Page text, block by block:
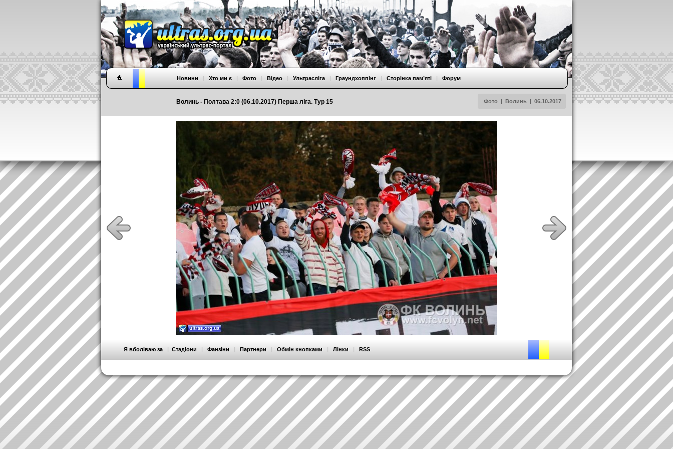
Волинь - Полтава 2:0 (06.10.2017) Перша ліга. Тур 15 Фото | Волинь | 06.10.2017
Новини | Хто ми є | Фото | Відео | Ультрасліга | Граундхоппінг | Сторінка пам’яті | Форум
Я вболіваю за | Стадіони | Фанзіни | Партнери | Обмін кнопками | Лінки | RSS